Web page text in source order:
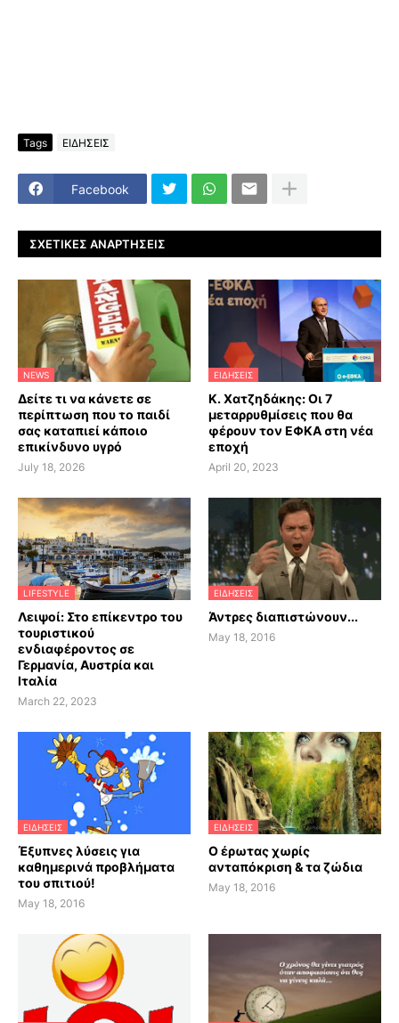
Tags ΕΙΔΗΣΕΙΣ
Facebook
ΣΧΕΤΙΚΈΣ ΑΝΑΡΤΉΣΕΙΣ
NEWS
Δείτε τι να κάνετε σε
περίπτωση που το παιδί
σας καταπιεί κάποιο
επικίνδυνο υγρό
July 18, 2026
ΕΙΔΗΣΕΙΣ
Κ. Χατζηδάκης: Οι 7
μεταρρυθμίσεις που θα
φέρουν τον ΕΦΚΑ στη νέα
εποχή
April 20, 2023
LIFESTYLE
Λειψοί: Στο επίκεντρο του
τουριστικού
ενδιαφέροντος σε
Γερμανία, Αυστρία και
Ιταλία
March 22, 2023
ΕΙΔΗΣΕΙΣ
Άντρες διαπιστώνουν...
May 18, 2016
ΕΙΔΗΣΕΙΣ
Έξυπνες λύσεις για
καθημερινά προβλήματα
του σπιτιού!
May 18, 2016
ΕΙΔΗΣΕΙΣ
Ο έρωτας χωρίς
ανταπόκριση & τα ζώδια
May 18, 2016